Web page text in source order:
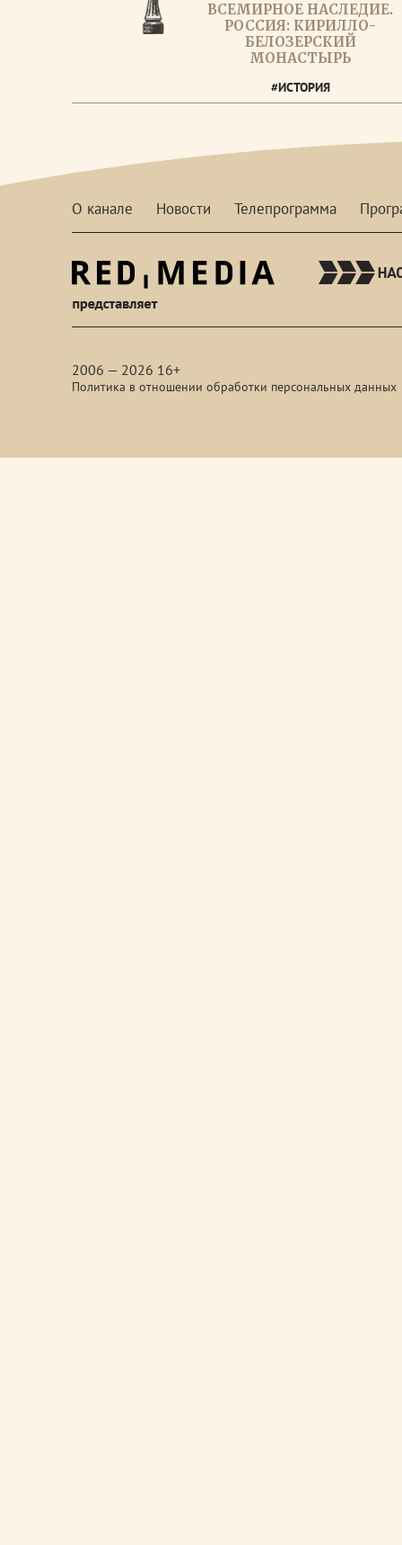
ВСЕМИРНОЕ НАСЛЕДИЕ.
РОССИЯ: КИРИЛЛО-
БЕЛОЗЕРСКИЙ
МОНАСТЫРЬ
#ИСТОРИЯ
О канале Новости Телепрограмма
2006 — 2026 16+
Политика в отношении обработки персональных данных